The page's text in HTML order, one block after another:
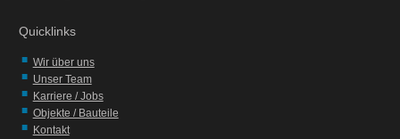
Quicklinks
Wir über uns
Unser Team
Karriere / Jobs
Objekte / Bauteile
Kontakt